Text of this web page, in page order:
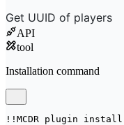
Get UUID of players
API
tool
Installation command
!!MCDR plugin install